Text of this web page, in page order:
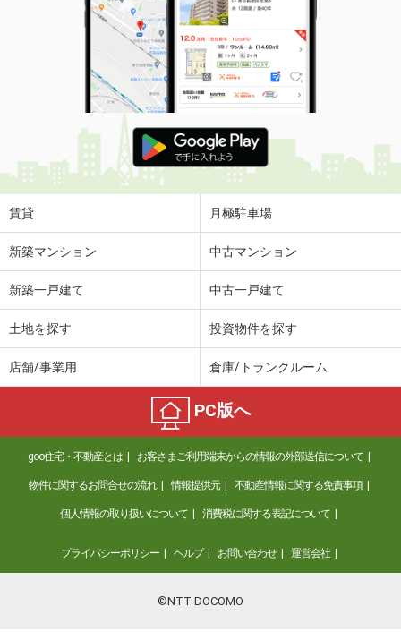
賃貸 月極駐車場
新築マンション 中古マンション
新築一戸建て 中古一戸建て
土地を探す 投資物件を探す
店舗/事業用 倉庫/トランクルーム
PC版へ
goo住宅・不動産とは お客さまご利用端末からの情報の外部送信について
物件に関するお問合せの流れ 情報提供元 不動産情報に関する免責事項
個人情報の取り扱いについて 消費税に関する表記について
プライバシーポリシー ヘルプ お問い合わせ 運営会社
©NTT DOCOMO